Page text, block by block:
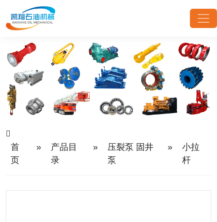
首
页
»
产品目
录
»
压裂泵 固井
泵
»
小拉
杆